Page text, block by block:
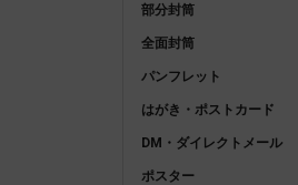
部分封筒
全面封筒
パンフレット
はがき・ポストカード
DM・ダイレクトメール
ポスター